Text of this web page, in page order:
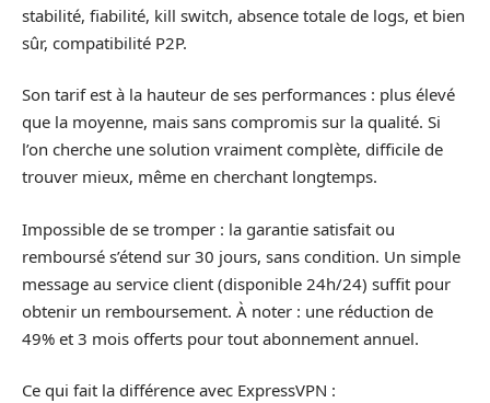
stabilité, fiabilité, kill switch, absence totale de logs, et bien
sûr, compatibilité P2P.
Son tarif est à la hauteur de ses performances : plus élevé
que la moyenne, mais sans compromis sur la qualité. Si
l’on cherche une solution vraiment complète, difficile de
trouver mieux, même en cherchant longtemps.
Impossible de se tromper : la garantie satisfait ou
remboursé s’étend sur 30 jours, sans condition. Un simple
message au service client (disponible 24h/24) suffit pour
obtenir un remboursement. À noter : une réduction de
49% et 3 mois offerts pour tout abonnement annuel.
Ce qui fait la différence avec ExpressVPN :